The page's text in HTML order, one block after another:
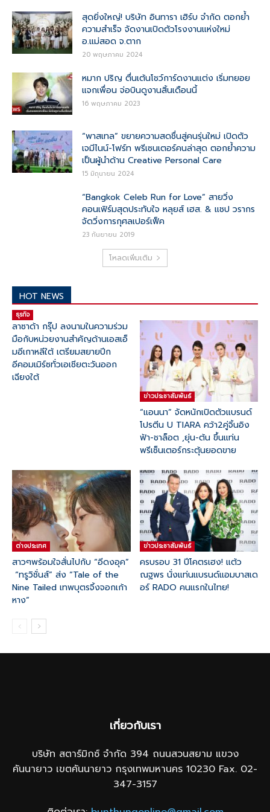
สุดยิ่งใหญ่! บริษัท อินทารา เฮิร์บ จำกัด ตอกย้ำ
ความสำเร็จ จัดงานเปิดตัวโรงงานแห่งใหม่
อ.แม่สอด จ.ตาก
20 พฤษภาคม 2024
หมาก ปริญ ตื่นเต้นโชว์การ์ดงานแต่ง เริ่มทยอย
แจกเพื่อน จ่อบินดูงานสิ้นเดือนนี้
16 พฤษภาคม 2023
“พาสเทล” ขยายความสดชื่นสู่คนรุ่นใหม่ เปิดตัว
เจมีไนน์-โฟร์ท พรีเซนเตอร์คนล่าสุด ตอกย้ำความ
เป็นผู้นำด้าน Creative Personal Care
15 มิถุนายน 2024
“Bangkok Celeb Run for Love” สายวิ่ง
คอนเฟิร์มสุดประทับใจ หลุยส์ เฮส. & แชป วรากร
จัดวิ่งการกุศลเปอร์เฟ็ค
23 กันยายน 2019
โหลดเพิ่มเติม
HOT NEWS
ธุรกิจ
ลาซาด้า กรุ๊ป ลงนามในความร่วม
มือกับหน่วยงานสำคัญด้านเอสเอ็
มอีเกาหลีใต้ เตรียมสยายปีก
อีคอมเมิร์ซทั่วเอเชียตะวันออก
เฉียงใต้
ข่าวประชาสัมพันธ์
“แอนนา” จัดหนักเปิดตัวแบรนด์
โปรตีน U TIARA คว้า2คู่จิ้นอิง
ฟ้า-ชาล็อต ,ยุ่น-ต้น ขึ้นแท่น
พรีเซ็นเตอร์กระตุ้นยอดขาย
ต่างประเทศ
สาวๆพร้อมใจสั่นไปกับ “อีดงอุค”
“ทรูวิชั่นส์” ส่ง “Tale of the
Nine Tailed เทพบุตรจิ้งจอกเก้า
หาง”
ข่าวประชาสัมพันธ์
ครบรอบ 31 ปีโคตรเฮง! แต้ว
ณฐพร นั่งแท่นแบรนด์แอมบาสเด
อร์ RADO คนแรกในไทย!
เกี่ยวกับเรา
บริษัท สตาร์มิกซ์ จำกัด 394 ถนนสวนสยาม แขวง
คันนายาว เขตคันนายาว กรุงเทพมหานคร 10230 Fax. 02-
347-3157